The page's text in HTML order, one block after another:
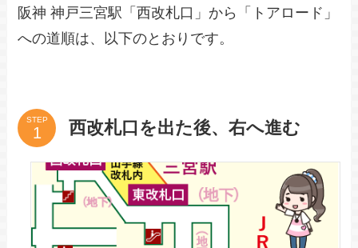
阪神 神戸三宮駅「西改札口」から「トアロード」
への道順は、以下のとおりです。
STEP 西改札口を出た後、右へ進む